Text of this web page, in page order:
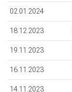
02.01.2024
18.12.2023
19.11.2023
16.11.2023
14.11.2023